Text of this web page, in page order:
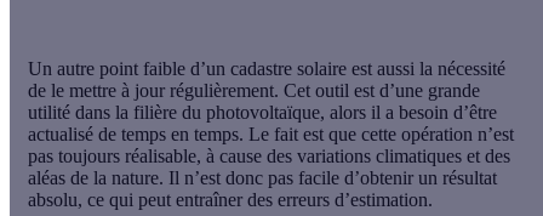
Un autre point faible d’un cadastre solaire est aussi la nécessité
de le mettre à jour régulièrement. Cet outil est d’une grande
utilité dans la filière du photovoltaïque, alors il a besoin d’être
actualisé de temps en temps. Le fait est que cette opération n’est
pas toujours réalisable, à cause des variations climatiques et des
aléas de la nature. Il n’est donc pas facile d’obtenir un résultat
absolu, ce qui peut entraîner des erreurs d’estimation.